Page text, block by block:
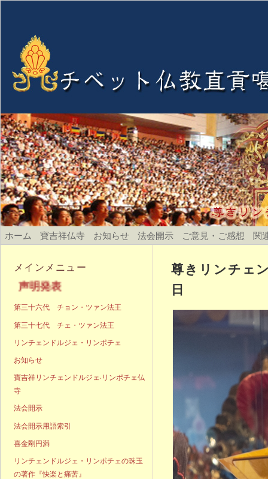
ホーム 寶吉祥仏寺 お知らせ 法会開示 ご意見・ご感想 関
尊きリンチェ
日
メインメニュー
発表
第三十六代 チョン・ツァン法王
第三十七代 チェ・ツァン法王
リンチェンドルジェ・リンポチェ
お知らせ
寶吉祥リンチェンドルジェ·リンポチェ仏
寺
法会開示
法会開示用語索引
喜金剛円満
リンチェンドルジェ・リンポチェの珠玉
の著作『快楽と痛苦』